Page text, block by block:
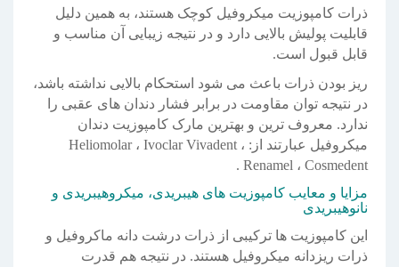
ذرات کامپوزیت میکروفیل کوچک هستند، به همین دلیل
قابلیت پولیش بالایی دارد و در نتیجه زیبایی آن مناسب و
قابل قبول است.
ریز بودن ذرات باعث می شود استحکام بالایی نداشته باشد،
در نتیجه توان مقاومت در برابر فشار دندان های عقبی را
ندارد. معروف ترین و بهترین مارک کامپوزیت دندان
میکروفیل عبارتند از: Heliomolar ، Ivoclar Vivadent ،
Renamel ، Cosmedent .
مزایا و معایب کامپوزیت های هیبریدی، میکروهیبریدی و
نانوهیبریدی
این کامپوزیت ها ترکیبی از ذرات درشت دانه ماکروفیل و
ذرات ریزدانه میکروفیل هستند. در نتیجه هم قدرت